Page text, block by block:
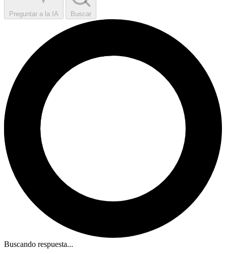
Preguntar a la IA Buscar
Buscando respuesta...